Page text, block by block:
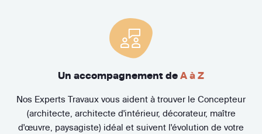
Un accompagnement de A à Z
Nos Experts Travaux vous aident à trouver le Concepteur
(architecte, architecte d'intérieur, décorateur, maître
d'œuvre, paysagiste) idéal et suivent l'évolution de votre